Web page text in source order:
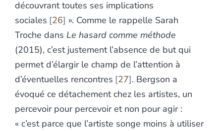
découvrant toutes ses implications
sociales 26 ». Comme le rappelle Sarah
Troche dans Le hasard comme méthode
(2015), c’est justement l’absence de but qui
permet d’élargir le champ de l’attention à
d’éventuelles rencontres 27 . Bergson a
évoqué ce détachement chez les artistes, un
percevoir pour percevoir et non pour agir :
« c’est parce que l’artiste songe moins à utiliser